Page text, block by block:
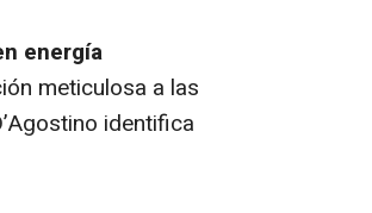
energía
meticulosa a las
identifica